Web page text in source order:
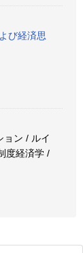
び経済思
ョン / ルイ
度経済学 /